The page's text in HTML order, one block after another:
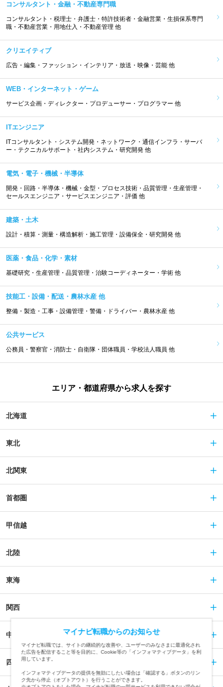
コンサルタント・金融・不動産専門職
コンサルタント・税理士・弁護士・特許技術者・金融営業・生損保系専門
職・不動産営業・用地仕入・不動産管理 他
クリエイティブ
広告・編集・ファッション・インテリア・放送・映像・芸能 他
WEB・インターネット・ゲーム
サービス企画・ディレクター・プロデューサー・プログラマー 他
ITエンジニア
ITコンサルタント・システム開発・ネットワーク・通信インフラ・サーバ
ー・テクニカルサポート・社内システム・研究開発 他
電気・電子・機械・半導体
開発・回路・半導体・機械・金型・プロセス技術・品質管理・生産管理・
セールスエンジニア・サービスエンジニア・評価 他
建築・土木
設計・積算・測量・構造解析・施工管理・設備保全・研究開発 他
医薬・食品・化学・素材
基礎研究・生産管理・品質管理・治験コーディネーター・学術 他
技能工・設備・配送・農林水産 他
整備・製造・工事・設備管理・警備・ドライバー・農林水産 他
公共サービス
公務員・警察官・消防士・自衛隊・団体職員・学校法人職員 他
エリア・都道府県から求人を探す
北海道
東北
北関東
首都圏
甲信越
北陸
東海
関西
中国
四国
マイナビ転職からのお知らせ
マイナビ転職では、サイトの継続的な改善や、ユーザーのみなさまに最適化され
た広告を配信すること等を目的に、Cookie等の「インフォマティブデータ」を利
用しています。
インフォマティブデータの提供を無効にしたい場合は「確認する」ボタンのリン
ク先から停止（オプトアウト）を行うことができます。